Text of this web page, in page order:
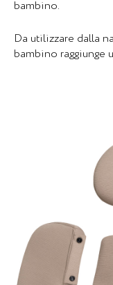
bambino.
Da utilizzare dalla
bambino raggiunge